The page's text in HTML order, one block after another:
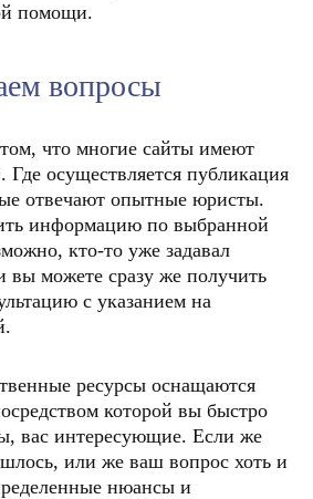
помощи.
вопросы
что многие сайты имеют
Где осуществляется публикация
отвечают опытные юристы.
информацию по выбранной
кто-то уже задавал
вы можете сразу же получить
с указанием на
ресурсы оснащаются
которой вы быстро
вас интересующие. Если же
или же ваш вопрос хоть и
нюансы и